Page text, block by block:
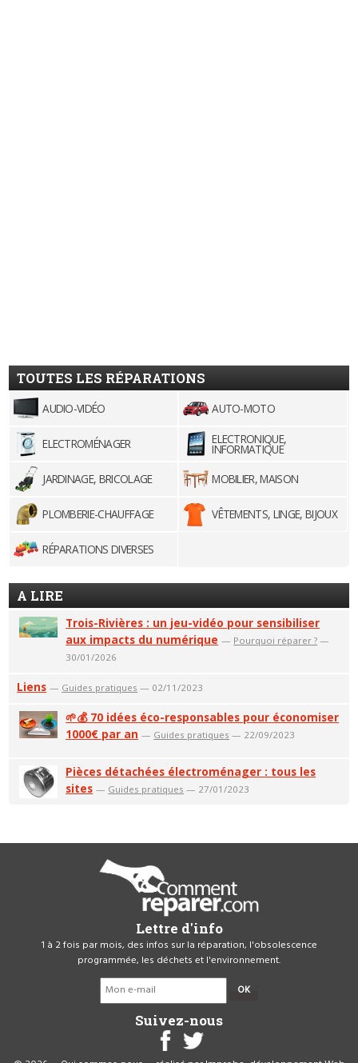
TOUTES LES RÉPARATIONS
AUDIO-VIDÉO AUTO-MOTO
ELECTROMÉNAGER ELECTRONIQUE,
INFORMATIQUE
JARDINAGE, BRICOLAGE
MOBILIER, MAISON
PLOMBERIE-CHAUFFAGE VÊTEMENTS, LINGE, BIJOUX
RÉPARATIONS DIVERSES
A LIRE
Trois-Rivières : un jeu-vidéo pour sensibiliser
aux impacts du numérique — Pourquoi réparer ? —
30/01/2026
Liens — Guides pratiques — 02/11/2023
🌱💰 70 idées éco-responsables pour économiser
1000€ par an — Guides pratiques — 22/09/2023
Pièces détachées électroménager : tous les
sites — Guides pratiques — 27/01/2023
Lettre d'info
1 à 2 fois par mois, des infos sur la réparation, l'obsolescence
programmée, les déchets et l'environnement.
OK
Suivez-nous